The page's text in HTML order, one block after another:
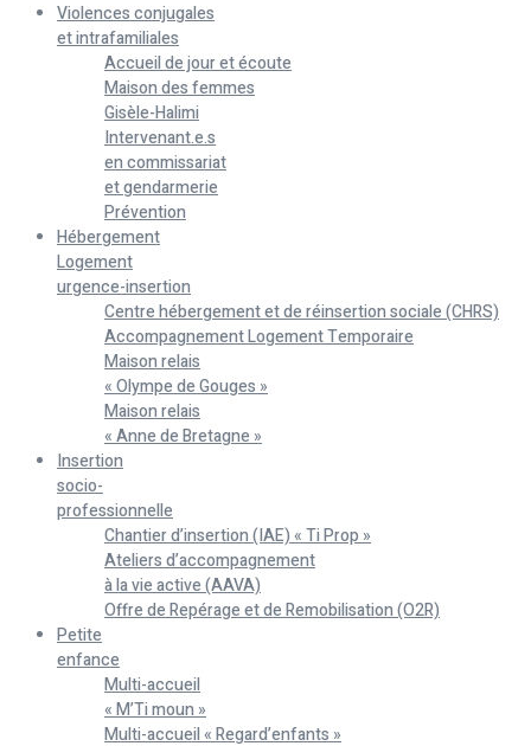
Violences conjugales
et intrafamiliales
Accueil de jour et écoute
Maison des femmes
Gisèle-Halimi
Intervenant.e.s
en commissariat
et gendarmerie
Prévention
Hébergement
Logement
urgence-insertion
Centre hébergement et de réinsertion sociale (CHRS)
Accompagnement Logement Temporaire
Maison relais
« Olympe de Gouges »
Maison relais
« Anne de Bretagne »
Insertion
socio-
professionnelle
Chantier d’insertion (IAE) « Ti Prop »
Ateliers d’accompagnement
à la vie active (AAVA)
Offre de Repérage et de Remobilisation (O2R)
Petite
enfance
Multi-accueil
« M’Ti moun »
Multi-accueil « Regard’enfants »